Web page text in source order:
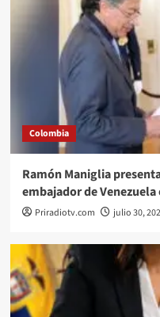
Colombia
Ramón Maniglia
embajador de
Priradiotv.com julio 30,